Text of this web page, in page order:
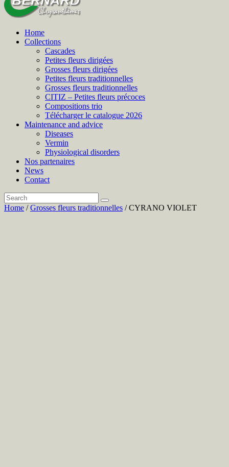
Home
Collections
Cascades
Petites fleurs dirigées
Grosses fleurs dirigées
Petites fleurs traditionnelles
Grosses fleurs traditionnelles
CITIZ – Petites fleurs précoces
Compositions trio
Télécharger le catalogue 2026
Maintenance and advice
Diseases
Vermin
Physiological disorders
Nos partenaires
News
Contact
Home /Grosses fleurs traditionnelles / CYRANO VIOLET